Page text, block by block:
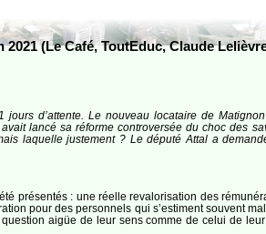
2021 (Le Café, ToutEduc, Claude
d’attente. Le nouveau locataire de
lancé sa réforme controversée du choc des
laquelle justement ? Le député Attal a
présentés : une réelle revalorisation des
pour des personnels qui s’estiment souvent
aigüe de leur sens comme de celui de